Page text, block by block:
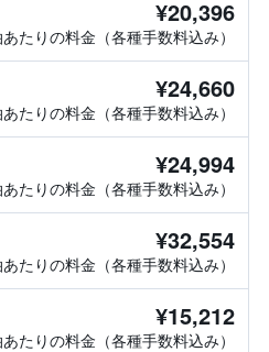
¥20,396
たりの料金（各種手数料込み）
¥24,660
たりの料金（各種手数料込み）
¥24,994
たりの料金（各種手数料込み）
¥32,554
たりの料金（各種手数料込み）
¥15,212
たりの料金（各種手数料込み）